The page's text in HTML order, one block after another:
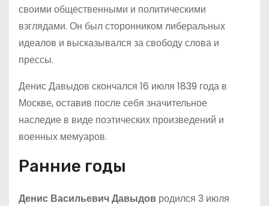
своими общественными и политическими
взглядами. Он был сторонником либеральных
идеалов и высказывался за свободу слова и
прессы.
Денис Давыдов скончался 16 июля 1839 года в
Москве, оставив после себя значительное
наследие в виде поэтических произведений и
военных мемуаров.
Ранние годы
Денис Васильевич Давыдов родился 3 июля